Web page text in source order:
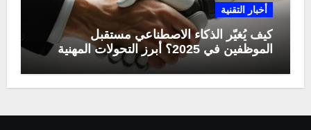
أخبار التقنية
كيف يُغيّر الذكاء الاصطناعي مستقبل
الموظفين في 2025؟ أبرز التحولات المهنية